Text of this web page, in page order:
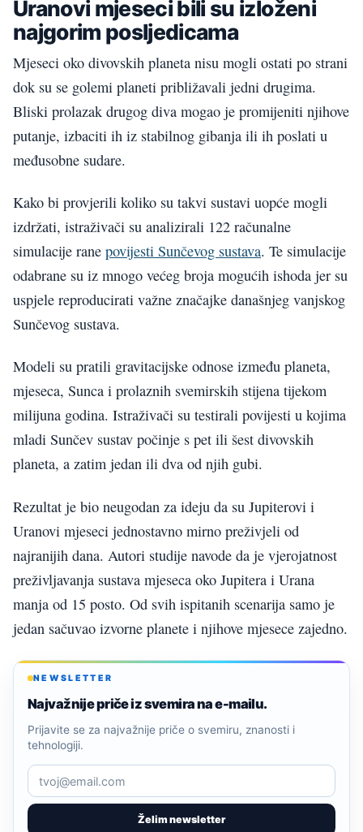
Uranovi mjeseci bili su izloženi
najgorim posljedicama
Mjeseci oko divovskih planeta nisu mogli ostati po strani
dok su se golemi planeti približavali jedni drugima.
Bliski prolazak drugog diva mogao je promijeniti njihove
putanje, izbaciti ih iz stabilnog gibanja ili ih poslati u
međusobne sudare.
Kako bi provjerili koliko su takvi sustavi uopće mogli
izdržati, istraživači su analizirali 122 računalne
simulacije rane povijesti Sunčevog sustava. Te simulacije
odabrane su iz mnogo većeg broja mogućih ishoda jer su
uspjele reproducirati važne značajke današnjeg vanjskog
Sunčevog sustava.
Modeli su pratili gravitacijske odnose između planeta,
mjeseca, Sunca i prolaznih svemirskih stijena tijekom
milijuna godina. Istraživači su testirali povijesti u kojima
mladi Sunčev sustav počinje s pet ili šest divovskih
planeta, a zatim jedan ili dva od njih gubi.
Rezultat je bio neugodan za ideju da su Jupiterovi i
Uranovi mjeseci jednostavno mirno preživjeli od
najranijih dana. Autori studije navode da je vjerojatnost
preživljavanja sustava mjeseca oko Jupitera i Urana
manja od 15 posto. Od svih ispitanih scenarija samo je
jedan sačuvao izvorne planete i njihove mjesece zajedno.
NEWSLETTER
Najvažnije priče iz svemira na e-mailu.
Želim newsletter
Prijavite se za najvažnije priče o svemiru, znanosti i
tehnologiji.